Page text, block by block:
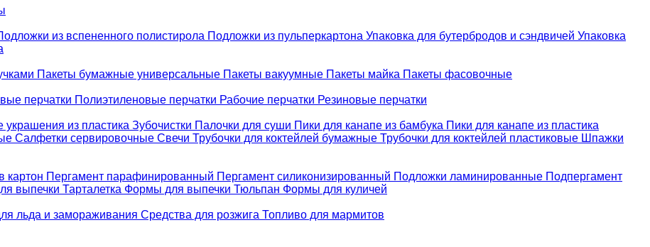
из вспененного полистирола Подложки из пульперкартона Упаковка для бутербродов и сэндвичей Упаковка
Пакеты бумажные универсальные Пакеты вакуумные Пакеты майка Пакеты фасовочные
перчатки Полиэтиленовые перчатки Рабочие перчатки Резиновые перчатки
украшения из пластика Зубочистки Палочки для суши Пики для канапе из бамбука Пики для канапе из пластика
Салфетки сервировочные Свечи Трубочки для коктейлей бумажные Трубочки для коктейлей пластиковые Шпажки
картон Пергамент парафинированный Пергамент силиконизированный Подложки ламинированные Подпергамент
выпечки Тарталетка Формы для выпечки Тюльпан Формы для куличей
льда и замораживания Средства для розжига Топливо для мармитов